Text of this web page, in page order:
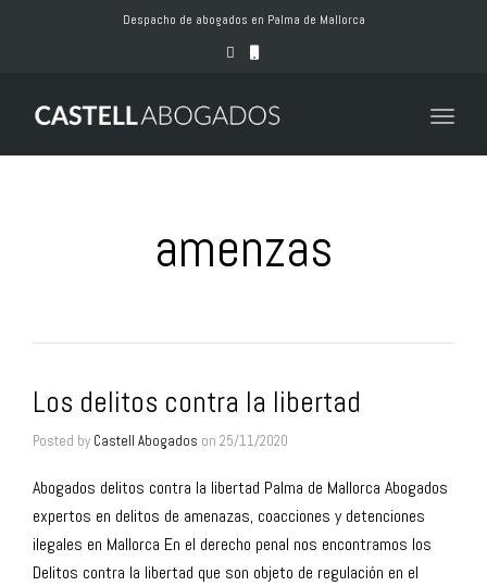
Despacho de abogados en Palma de Mallorca
Toggle
amenzas
Los delitos contra la libertad
Posted by Castell Abogados on 25/11/2020
Abogados delitos contra la libertad Palma de Mallorca Abogados
expertos en delitos de amenazas, coacciones y detenciones
ilegales en Mallorca En el derecho penal nos encontramos los
Delitos contra la libertad que son objeto de regulación en el